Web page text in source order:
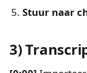
Stuur naar
3)